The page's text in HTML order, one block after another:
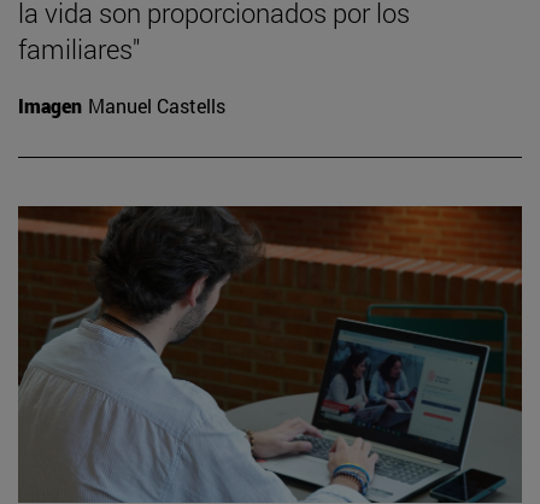
la vida son proporcionados por los
familiares"
Imagen Manuel Castells